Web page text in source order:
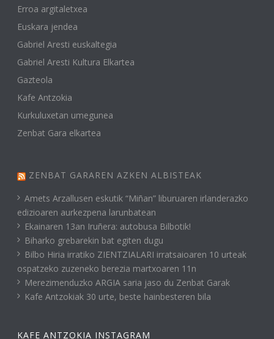
Erroa argitaletxea
Euskara jendea
Gabriel Aresti euskaltegia
Gabriel Aresti Kultura Elkartea
Gazteola
Kafe Antzokia
Kurkuluxetan umegunea
Zenbat Gara elkartea
ZENBAT GARAREN AZKEN ALBISTEAK
Amets Arzallusen eskutik “Miñan” liburuaren irlanderazko
edizioaren aurkezpena larunbatean
Ekainaren 13an Iruñera: autobusa Bilbotik!
Biharko grebarekin bat egiten dugu
Bilbo Hiria irratiko ZIENTZIALARI irratsaioaren 10 urteak
ospatzeko zuzeneko berezia martxoaren 11n
Merezimenduzko ARGIA saria jaso du Zenbat Garak
Kafe Antzokiak 30 urte, beste hainbesteren bila
KAFE ANTZOKIA INSTAGRAM